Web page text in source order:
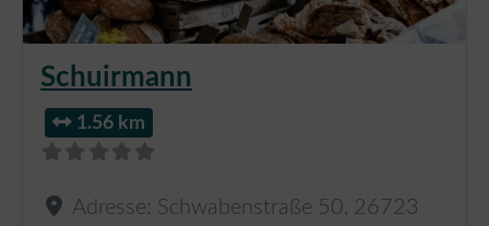
Schuirmann
1.56 km
Adresse: Schwabenstraße 50, 26723